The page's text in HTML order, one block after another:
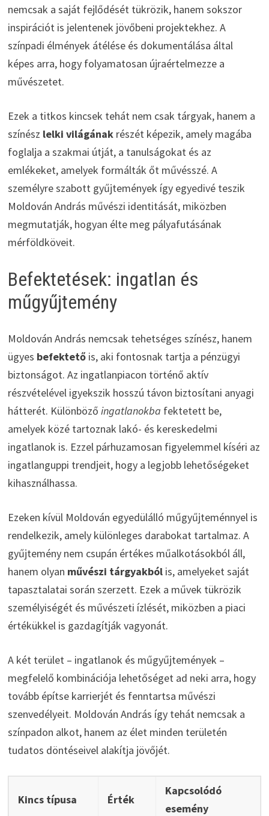
nemcsak a saját fejlődését tükrözik, hanem sokszor
inspirációt is jelentenek jövőbeni projektekhez. A
színpadi élmények átélése és dokumentálása által
képes arra, hogy folyamatosan újraértelmezze a
művészetet.
Ezek a titkos kincsek tehát nem csak tárgyak, hanem a
színész lelki világánakrészét képezik, amely magába
foglalja a szakmai útját, a tanulságokat és az
emlékeket, amelyek formálták őt művésszé. A
személyre szabott gyűjtemények így egyedivé teszik
Moldován András művészi identitását, miközben
megmutatják, hogyan élte meg pályafutásának
mérföldköveit.
Befektetések: ingatlan és
műgyűjtemény
Moldován András nemcsak tehetséges színész, hanem
ügyes befektetőis, aki fontosnak tartja a pénzügyi
biztonságot. Az ingatlanpiacon történő aktív
részvételével igyekszik hosszú távon biztosítani anyagi
hátterét. Különböző ingatlanokba fektetett be,
amelyek közé tartoznak lakó- és kereskedelmi
ingatlanok is. Ezzel párhuzamosan figyelemmel kíséri az
ingatlanguppi trendjeit, hogy a legjobb lehetőségeket
kihasználhassa.
Ezeken kívül Moldován egyedülálló műgyűjteménnyel is
rendelkezik, amely különleges darabokat tartalmaz. A
gyűjtemény nem csupán értékes műalkotásokból áll,
hanem olyan művészi tárgyakbólis, amelyeket saját
tapasztalatai során szerzett. Ezek a művek tükrözik
személyiségét és művészeti ízlését, miközben a piaci
értékükkel is gazdagítják vagyonát.
A két terület – ingatlanok és műgyűjtemények –
megfelelő kombinációja lehetőséget ad neki arra, hogy
tovább építse karrierjét és fenntartsa művészi
szenvedélyeit. Moldován András így tehát nemcsak a
színpadon alkot, hanem az élet minden területén
tudatos döntéseivel alakítja jövőjét.
Kincs típusa Érték
Kapcsolódó
esemény